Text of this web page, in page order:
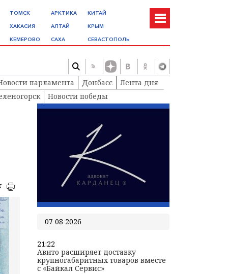
ТОМСК
ХАКАСИЯ
КЕМЕРОВО
АРКТИКА
АЛТАЙ
САХА
КИТАЙ
КРЫМ
СЕВАСТОПОЛЬ
парламента Донбасс
Лента дня
Новости победы
07 08 2026
21:22
Авито расширяет доставку
крупногабаритных товаров вместе
с «Байкал Сервис»